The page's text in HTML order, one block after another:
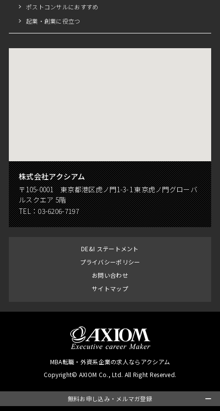
無料お申し込み・メルマガ登録
ポストコンサルにおすすめ
起業・創業に役立つ
株式会社アクシアム
〒105-0001 東京都港区虎ノ門1-3-1 東京虎ノ門グローバ
ルスクエア 5階
TEL：03-6206-7197
DE&I ステートメント
プライバシーポリシー
お問い合わせ
サイトマップ
MBA転職・外資系企業の求人ならアクシアム
Copyright© AXIOM Co., Ltd. All Right Reserved.